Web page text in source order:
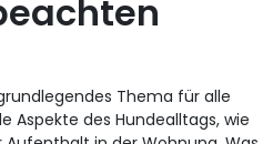
Thema für alle
Aspekte des Hundealltags, wie